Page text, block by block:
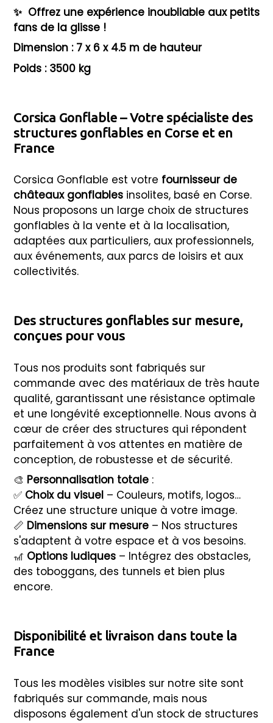
✨ Offrez une expérience inoubliable aux petits
fans de la glisse !
Dimension : 7 x 6 x 4.5 m de hauteur
Poids : 3500 kg
Corsica Gonflable – Votre spécialiste des
structures gonflables en Corse et en
France
Corsica Gonflable est votre fournisseur de
châteaux gonflables insolites, basé en Corse.
Nous proposons un large choix de structures
gonflables à la vente et à la localisation,
adaptées aux particuliers, aux professionnels,
aux événements, aux parcs de loisirs et aux
collectivités.
Des structures gonflables sur mesure,
conçues pour vous
Tous nos produits sont fabriqués sur
commande avec des matériaux de très haute
qualité, garantissant une résistance optimale
et une longévité exceptionnelle. Nous avons à
cœur de créer des structures qui répondent
parfaitement à vos attentes en matière de
conception, de robustesse et de sécurité.
🎨 Personnalisation totale :
✅ Choix du visuel – Couleurs, motifs, logos…
Créez une structure unique à votre image.
📏 Dimensions sur mesure – Nos structures
s'adaptent à votre espace et à vos besoins.
🎢 Options ludiques – Intégrez des obstacles,
des toboggans, des tunnels et bien plus
encore.
Disponibilité et livraison dans toute la
France
Tous les modèles visibles sur notre site sont
fabriqués sur commande, mais nous
disposons également d'un stock de structures